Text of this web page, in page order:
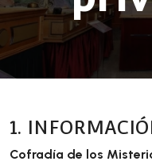
1.
Cofradía de los